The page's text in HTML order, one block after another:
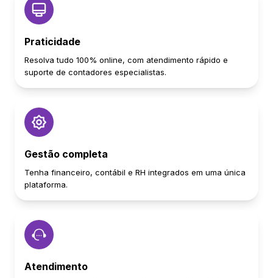
Praticidade
Resolva tudo 100% online, com atendimento rápido e
suporte de contadores especialistas.
Gestão completa
Tenha financeiro, contábil e RH integrados em uma única
plataforma.
Atendimento